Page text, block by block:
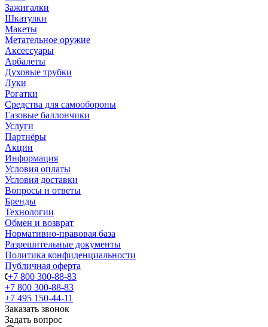
Зажигалки
Шкатулки
Макеты
Метательное оружие
Аксессуары
Арбалеты
Духовые трубки
Луки
Рогатки
Средства для самообороны
Газовые баллончики
Услуги
Партнёры
Акции
Информация
Условия оплаты
Условия доставки
Вопросы и ответы
Бренды
Технологии
Обмен и возврат
Нормативно-правовая база
Разрешительные документы
Политика конфиденциальности
Публичная оферта
+7 800 300-88-83
+7 800 300-88-83
+7 495 150-44-11
Заказать звонок
Задать вопрос